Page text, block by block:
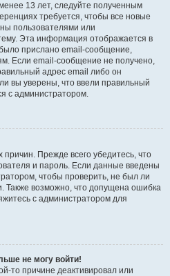
13 лет, следуйте полученным
требуется, чтобы все новые
пользователями или
Эта информация отображается в
прислано email-сообщение,
Если email-сообщение не получено,
адрес email либо он
вы уверены, что ввели правильный
с администратором.
Прежде всего убедитесь, что
и пароль. Если данные введены
чтобы проверить, не был ли
Также возможно, что допущена ошибка
с администратором для
не могу войти!
то причине деактивировал или